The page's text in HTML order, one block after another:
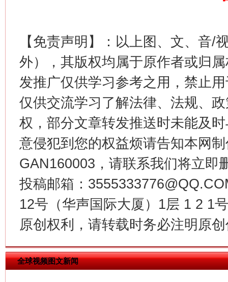
【免责声明】：以上图、文、音/
外），其版权均属于原作者或归
发推广仅供学习参考之用，禁止
仅供交流学习了解法律、法规、
权，部分文章转发推送时未能及
意侵犯到您的权益烦请告知本网
GAN160003，请联系我们将立即
投稿邮箱：
12号（华声国际大厦）1层 1 2 1
原创权利，请转载时务必注明原
全球视频图文新闻
这是一记警钟！ 谢
在谋一域中谋全局